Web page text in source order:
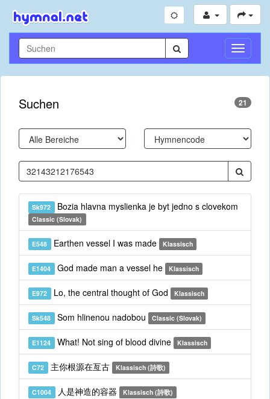
Suchen 21
Sk972 Bozia hlavna myslienka je byt jedno s clovekom
Classic (Slovak)
E548 Earthen vessel I was made Klassisch
E1404 God made man a vessel he Klassisch
E972 Lo, the central thought of God Klassisch
Sk548 Som hlinenou nadobou Classic (Slovak)
E1124 What! Not sing of blood divine Klassisch
C72 主你根源在亙古 Klassisch (詩歌)
C1004 人是神造的容器 Klassisch (詩歌)